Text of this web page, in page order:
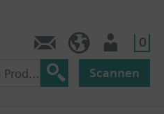
0
Scannen